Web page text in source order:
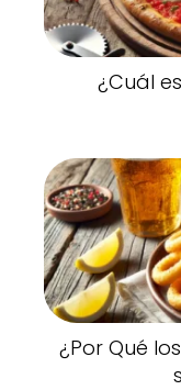
¿Cuál
¿Por Qué